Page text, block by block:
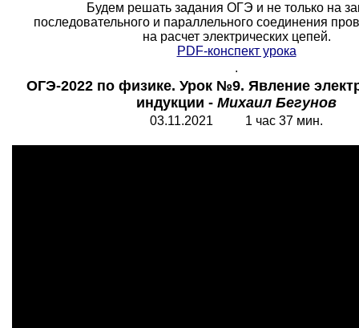
Будем решать задания ОГЭ и не только на
последовательного и параллельного соединения
на расчет электрических цепей.
PDF-конспект урока
.
ОГЭ-2022 по физике. Урок №9. Явление
индукции - Михаил Бегунов
03.11.2021 1 час 37 мин.